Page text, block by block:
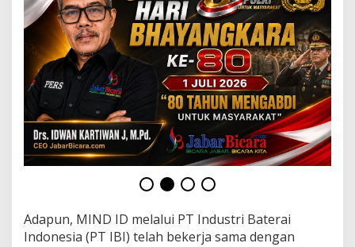
k
o
s
i
e
m
B
a
t
e
T
e
Adapun, MIND ID melalui PT Industri Baterai
Indonesia (PT IBI) telah bekerja sama dengan